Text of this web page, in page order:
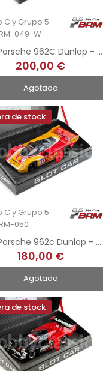
C y Grupo 5
049-W
1/24 Porsche 962C Dunlop - Test Car
200,00 €
Agotado
de stock
C y Grupo 5
050
1/24 Porsche 962c Dunlop - 1st Nurburgring 1988
180,00 €
Agotado
de stock